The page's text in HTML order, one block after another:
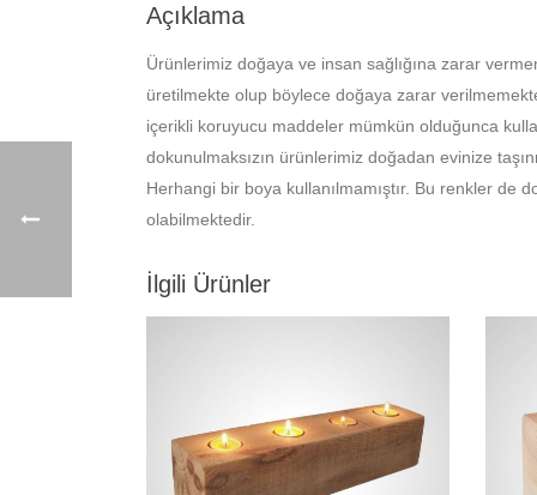
Açıklama
Ürünlerimiz doğaya ve insan sağlığına zarar
üretilmekte olup böylece doğaya zarar
içerikli koruyucu maddeler mümkün olduğunca
dokunulmaksızın ürünlerimiz doğadan evinize
Herhangi bir boya kullanılmamıştır. Bu renkler de
olabilmektedir.
İlgili Ürünler